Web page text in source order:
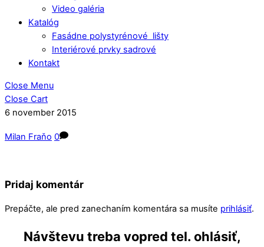
Video galéria
Katalóg
Fasádne polystyrénové lišty
Interiérové prvky sadrové
Kontakt
Close Menu
Close Cart
6 november 2015
Milan Fraňo 0
Pridaj komentár
Prepáčte, ale pred zanechaním komentára sa musíte prihlásiť.
Návštevu treba vopred tel. ohlásiť,